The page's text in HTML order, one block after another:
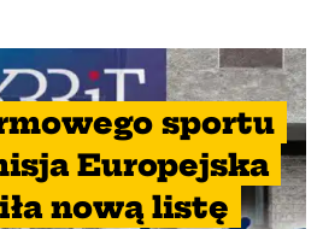
sportu
Europejska
nową listę